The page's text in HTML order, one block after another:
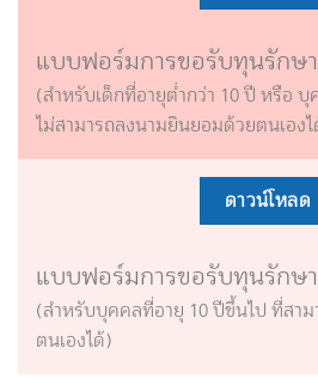
แบบฟอร์มการขอรับทุนรักษ
(สำหรับเด็กที่อายุต่ำกว่า 10 ปี หรือ
ไม่สามารถลงนามยินยอมด้วยตนเอง
ดาวน์โหลด
แบบฟอร์มการขอรับทุนรักษ
(สำหรับบุคคลที่อายุ 10 ปีขึ้นไป ที่สา
ตนเองได้)